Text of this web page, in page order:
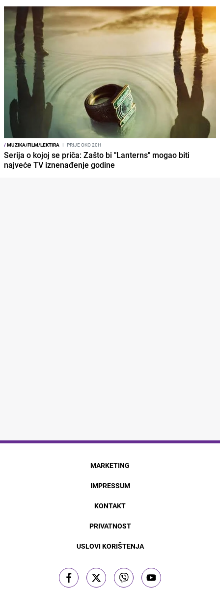
/MUZIKA/FILM/LEKTIRA I PRIJE OKO 20H
Serija o kojoj se priča: Zašto bi "Lanterns" mogao biti
najveće TV iznenađenje godine
MARKETING
IMPRESSUM
KONTAKT
PRIVATNOST
USLOVI KORIŠTENJA